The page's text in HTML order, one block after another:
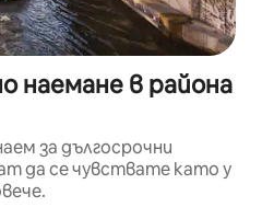
наемане в района
за дългосрочни
да се чувствате като у